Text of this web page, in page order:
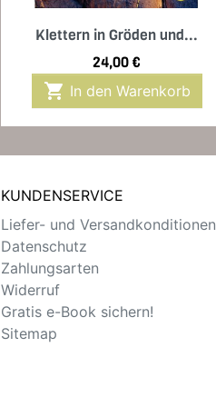
Vorschau
Klettern in Gröden und...
Preis
24,00 €
 In den Warenkorb
KUNDENSERVICE
Liefer- und Versandkonditionen
Datenschutz
Zahlungsarten
Widerruf
Gratis e-Book sichern!
Sitemap